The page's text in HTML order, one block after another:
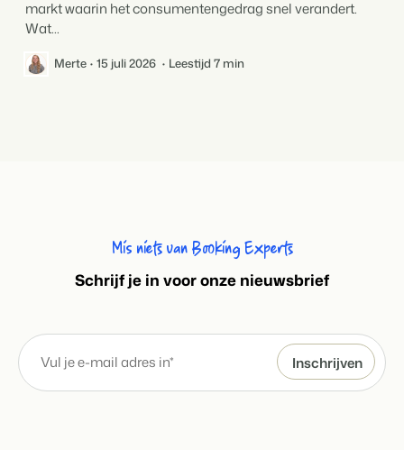
markt waarin het consumentengedrag snel verandert.
Wat...
Merte 15 juli 2026 Leestijd 7 min
Mis niets van Booking Experts
Schrijf je in voor onze nieuwsbrief